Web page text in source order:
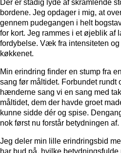
Der er stadig lyde af skramlende
bordene. Jeg opdager i mig, at
gennem pudegangen i helt
for kort. Jeg rammes i et øjeblik af
fordybelse. Væk fra intensiteten
køkkenet.
Min erindring finder en stump fra
sang før måltidet. Forbundet rundt
hænderne sang vi en sang med
måltidet, dem der havde groet
kunne sidde dér og spise.
nok først nu forstår betydningen af.
Jeg deler min lille erindringsbid
har bud på, hvilke